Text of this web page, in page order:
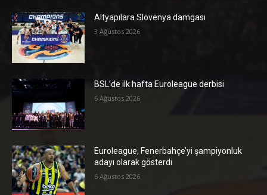
Altyapılara Slovenya damgası
3 Ağustos 2026
BSL’de ilk hafta Euroleague derbisi
6 Ağustos 2026
Euroleague, Fenerbahçe’yi şampiyonluk
adayı olarak gösterdi
6 Ağustos 2026